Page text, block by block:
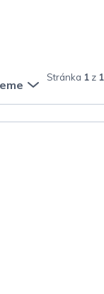
Stránka 1 z 1